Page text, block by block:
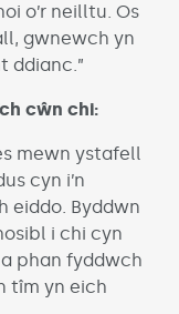
o’r neilltu. Os
gwnewch yn
ddianc.”
cŵn chi:
mewn ystafell
cyn i’n
eiddo. Byddwn
i chi cyn
phan fyddwch
tîm yn eich